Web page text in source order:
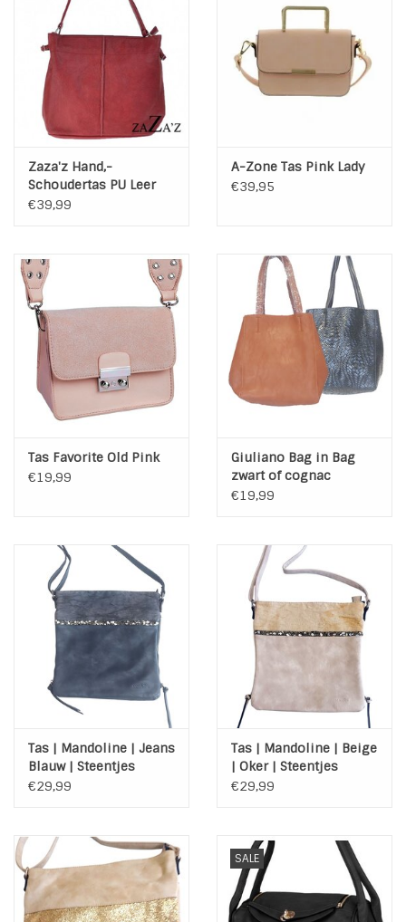
Zaza'z Hand,-
Schoudertas PU Leer
€39,99
A-Zone Tas Pink Lady
€39,95
Tas Favorite Old Pink
€19,99
Giuliano Bag in Bag
zwart of cognac
€19,99
Tas | Mandoline | Jeans
Blauw | Steentjes
€29,99
Tas | Mandoline | Beige
| Oker | Steentjes
€29,99
SALE